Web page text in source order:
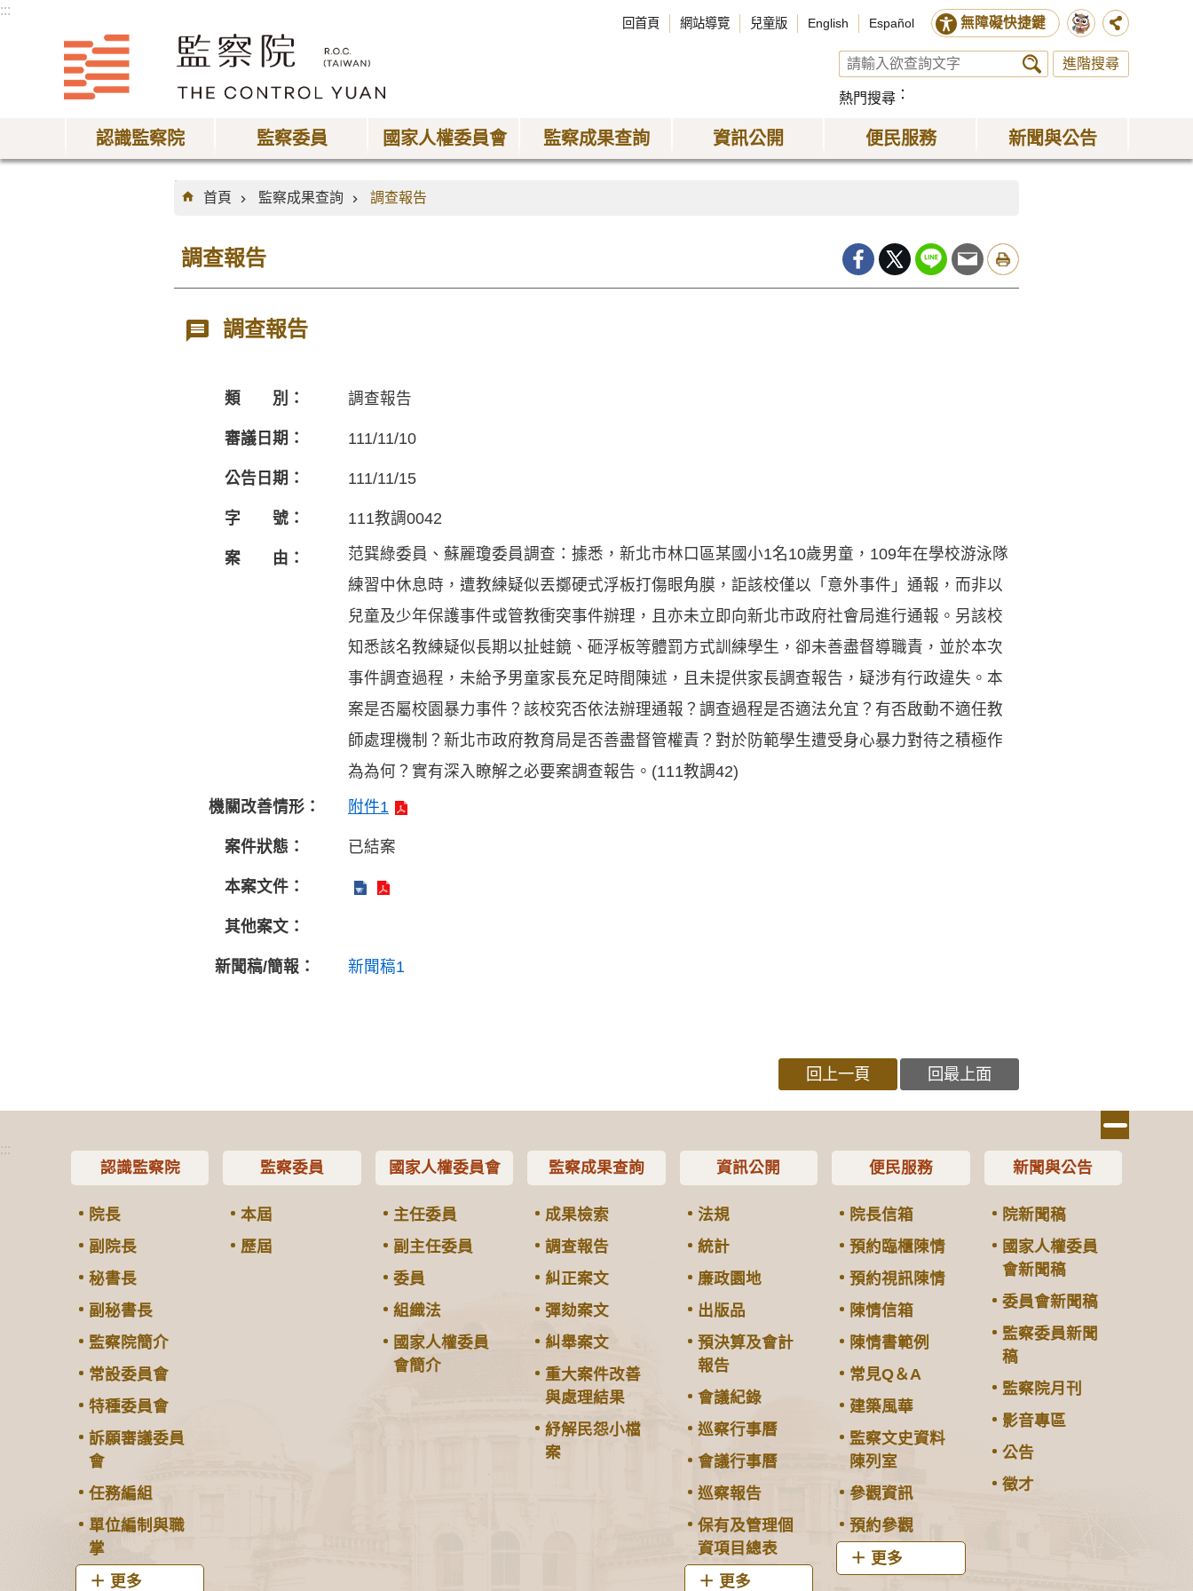
:::
回首頁 網站導覽 兒童版 English Español 無障礙快捷鍵
進階搜尋
熱門搜尋
認識監察院 監察委員 國家人權委員會 監察成果查詢 資訊公開 便民服務 新聞與公告
:::
首頁
監察成果查詢 調查報告
調查報告
調查報告
類 別： 調查報告
審議日期： 111/11/10
公告日期： 111/11/15
字 號： 111教調0042
案 由：
范巽綠委員、蘇麗瓊委員調查：據悉，新北市林口區某國小1名10歲男童，109年在學校游泳隊
練習中休息時，遭教練疑似丟擲硬式浮板打傷眼角膜，詎該校僅以「意外事件」通報，而非以
兒童及少年保護事件或管教衝突事件辦理，且亦未立即向新北市政府社會局進行通報。另該校
知悉該名教練疑似長期以扯蛙鏡、砸浮板等體罰方式訓練學生，卻未善盡督導職責，並於本次
事件調查過程，未給予男童家長充足時間陳述，且未提供家長調查報告，疑涉有行政違失。本
案是否屬校園暴力事件？該校究否依法辦理通報？調查過程是否適法允宜？有否啟動不適任教
師處理機制？新北市政府教育局是否善盡督管權責？對於防範學生遭受身心暴力對待之積極作
為為何？實有深入瞭解之必要案調查報告。(111教調42)
機關改善情形：
附件1
案件狀態： 已結案
本案文件：
其他案文：
新聞稿/簡報： 新聞稿1
回上一頁 回最上面
:::
認識監察院
院長
副院長
秘書長
副秘書長
監察院簡介
常設委員會
特種委員會
訴願審議委員
會
任務編組
單位編制與職
掌
更多
監察委員
本屆
歷屆
國家人權委員會
主任委員
副主任委員
委員
組織法
國家人權委員
會簡介
監察成果查詢
成果檢索
調查報告
糾正案文
彈劾案文
糾舉案文
重大案件改善
與處理結果
紓解民怨小檔
案
資訊公開
法規
統計
廉政園地
出版品
預決算及會計
報告
會議紀錄
巡察行事曆
會議行事曆
巡察報告
保有及管理個
資項目總表
更多
便民服務
院長信箱
預約臨櫃陳情
預約視訊陳情
陳情信箱
陳情書範例
常見Q＆A
建築風華
監察文史資料
陳列室
參觀資訊
預約參觀
更多
新聞與公告
院新聞稿
國家人權委員
會新聞稿
委員會新聞稿
監察委員新聞
稿
監察院月刊
影音專區
公告
徵才